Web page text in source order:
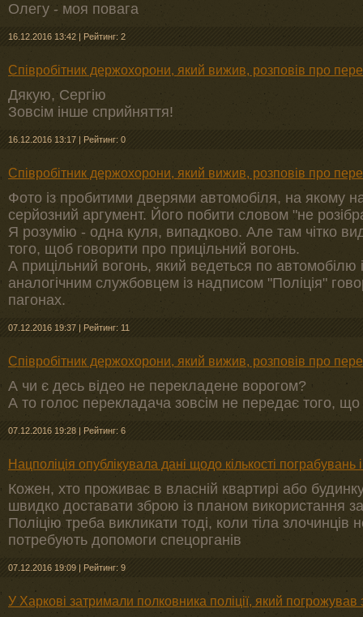
Олегу - моя повага
16.12.2016 13:42 | Рейтинг: 2
Співробітник держохорони, який вижив, розповів про
Дякую, Сергію
Зовсім інше сприйняття!
16.12.2016 13:17 | Рейтинг: 0
Співробітник держохорони, який вижив, розповів про
Фото із пробитими дверями автомобіля, на якому
серйозний аргумент. Його побити словом "не
Я розумію - одна куля, випадково. Але там чітко
того, щоб говорити про прицільний вогонь.
А прицільний вогонь, який ведеться по автомобілю
аналогічним службовцем із надписом "Поліція"
пагонах.
07.12.2016 19:37 | Рейтинг: 11
Співробітник держохорони, який вижив, розповів про
А чи є десь відео не перекладене ворогом?
А то голос перекладача зовсім не передає того,
07.12.2016 19:28 | Рейтинг: 6
Нацполіція опублікувала дані щодо кількості пограбувань
Кожен, хто проживає в власній квартирі або
швидко доставати зброю із планом використання
Поліцію треба викликати тоді, коли тіла злочинців
потребують допомоги спецорганів
07.12.2016 19:09 | Рейтинг: 9
У Харкові затримали полковника поліції, який погрожував